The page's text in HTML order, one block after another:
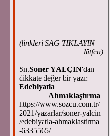
(linkleri SAG TIKLAYIN
lütfen)
Sn.Soner YALÇIN'dan
dikkate değer bir yazı:
Edebiyatla
Ahmaklaştırma
https://www.sozcu.com.tr/
2021/yazarlar/soner-yalcin
/edebiyatla-ahmaklastirma
-6335565/